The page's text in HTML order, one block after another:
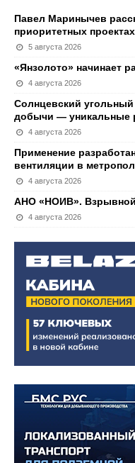
Павел Маринычев
приоритетных
5 августа 2026
«Янзолото» начинает
4 августа 2026
Солнцевский
добычи — уникальные
4 августа 2026
Применение
вентиляции в
4 августа 2026
АНО «НОИВ». Взрывной
4 августа 2026